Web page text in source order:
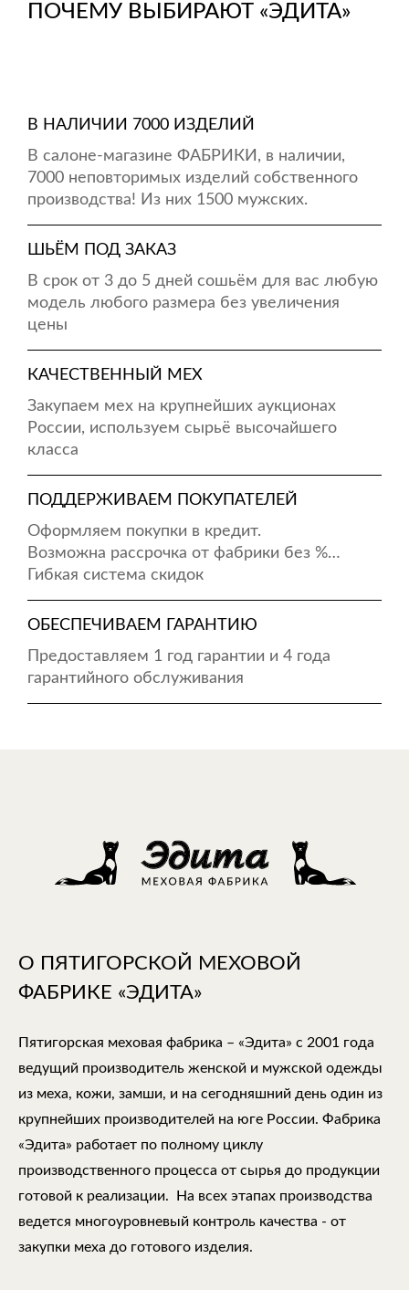
ПОЧЕМУ ВЫБИРАЮТ «ЭДИТА»
В НАЛИЧИИ 7000 ИЗДЕЛИЙ
В салоне-магазине ФАБРИКИ, в наличии,
7000 неповторимых изделий собственного
производства! Из них 1500 мужских.
ШЬЁМ ПОД ЗАКАЗ
В срок от 3 до 5 дней сошьём для вас любую
модель любого размера без увеличения
цены
КАЧЕСТВЕННЫЙ МЕХ
Закупаем мех на крупнейших аукционах
России, используем сырьё высочайшего
класса
ПОДДЕРЖИВАЕМ ПОКУПАТЕЛЕЙ
Оформляем покупки в кредит.
Возможна рассрочка от фабрики без %…
Гибкая система скидок
ОБЕСПЕЧИВАЕМ ГАРАНТИЮ
Предоставляем 1 год гарантии и 4 года
гарантийного обслуживания
О ПЯТИГОРСКОЙ МЕХОВОЙ
ФАБРИКЕ «ЭДИТА»
Пятигорская меховая фабрика – «Эдита» с 2001 года
ведущий производитель женской и мужской одежды
из меха, кожи, замши, и на сегодняшний день один из
крупнейших производителей на юге России. Фабрика
«Эдита» работает по полному циклу
производственного процесса от сырья до продукции
готовой к реализации. На всех этапах производства
ведется многоуровневый контроль качества - от
закупки меха до готового изделия.